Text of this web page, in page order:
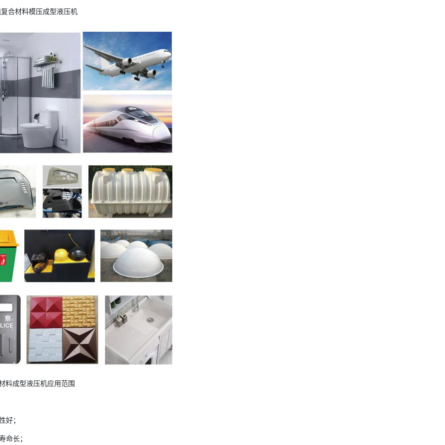
合材料模压成型液压机
料成型液压机应用范围
好；
命长；